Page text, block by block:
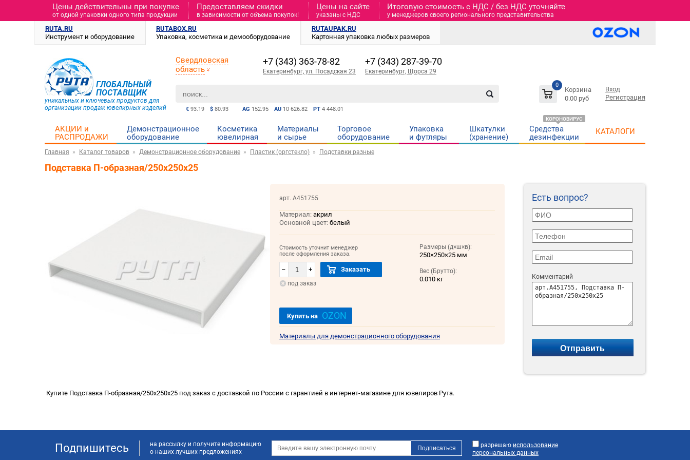
Цены действительны при покупке
от одной упаковки одного типа продукции
Предоставляем скидки
в зависимости от объема покупок!
Цены на сайте
указаны с НДС
Итоговую стоимость c НДС / без НДС уточняйте
у менеджеров своего регионального представительства
RUTA.RU
Инструмент и оборудование
RUTABOX.RU
Упаковка, косметика и демооборудование
RUTAUPAK.RU
Картонная упаковка любых размеров
ГЛОБАЛЬНЫЙ
ПОСТАВЩИК
уникальных и ключевых продуктов для
организации продаж ювелирных изделий
AG 152.95 AU 10 626.82 PT 4 448.01
€ 93.19 $ 80.93
0
Корзина
0.00 руб
Вход
Регистрация
Свердловская
область
+7 (343) 363-78-82
Екатеринбург, ул. Посадская 23
+7 (343) 287-39-70
Екатеринбург, Щорса 29
АКЦИИ и
РАСПРОДАЖИ
Демонстрационное
оборудование
Косметика
ювелирная
Материалы
и cырье
Торговое
оборудование
Упаковка
и футляры
Шкатулки
(хранение)
Средства
дезинфекции
КОРОНОВИРУС
КАТАЛОГИ
Главная Каталог товаров Демонстрационное оборудование Пластик (оргстекло) Подставки разные
Подставка П-образная/250х250х25
Есть вопрос?
Комментарий
арт. А451755
Материал:акрил
Основной цвет:белый
Стоимость уточнит менеджер
после оформления заказа.
– + Заказать
под заказ
Размеры (д×ш×в):
250×250×25 мм
Вес (Брутто):
0.010 кг
Купить на OZON
Материалы для демонстрационного оборудования
Купите Подставка П-образная/250х250х25 под заказ с доставкой по России с гарантией в интернет-магазине для ювелиров Рута.
Подпишитесь
на рассылку и получите информацию
о наших лучших предложениях
разрешаю использование
персональных данных